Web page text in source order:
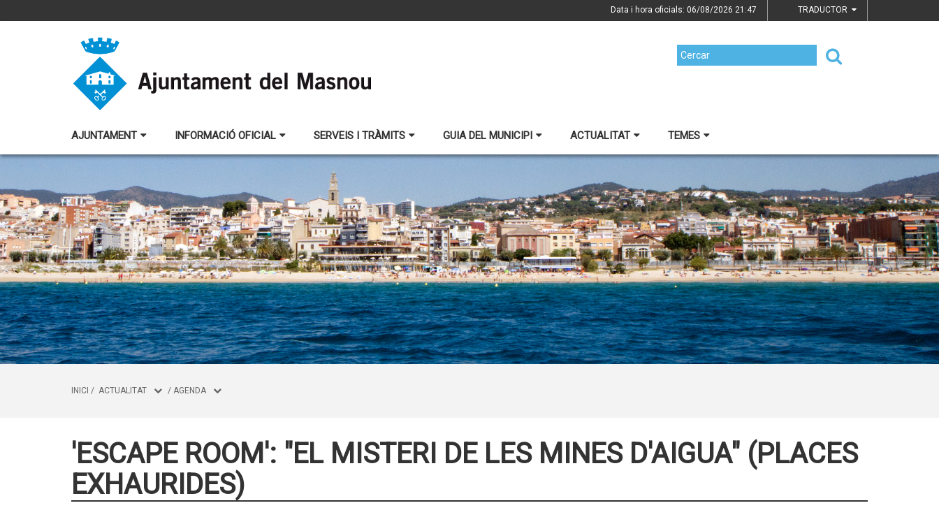
Data i hora oficials: 06/08/2026 21:47 TRADUCTOR
AJUNTAMENT INFORMACIÓ OFICIAL SERVEIS I TRÀMITS GUIA DEL MUNICIPI ACTUALITAT TEMES
INICI / ACTUALITAT / AGENDA
'ESCAPE ROOM': "EL MISTERI DE LES MINES D'AIGUA" (PLACES
EXHAURIDES)